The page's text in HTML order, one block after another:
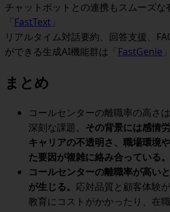
チャットボットとの連携もスムーズな
「FastText
リアルタイム対話要約、回答支援、
ができる生成AI機能群は「FastGenie
まとめ
コールセンターの離職率の高さ
深刻な課題。 その背景には感情
キャリアの不透明さ、職場環境
た要因が複雑に絡み合っている。
コールセンターの離職率が高い
が生じる。 応対品質と顧客体験
教育にコストがかかったり、在